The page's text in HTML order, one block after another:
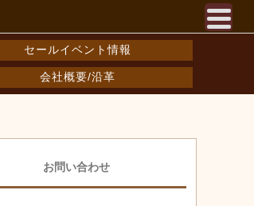
セールイベント情報
会社概要/沿革
お問い合わせ